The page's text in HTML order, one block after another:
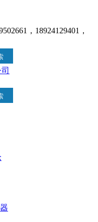
，18924129401，